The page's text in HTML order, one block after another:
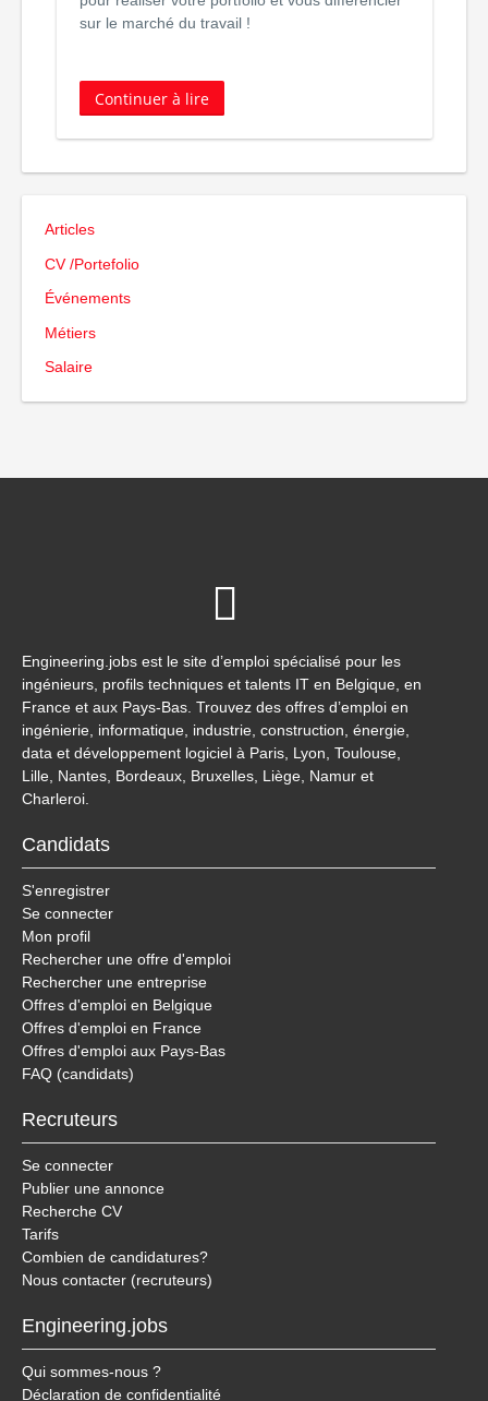
sur le marché du travail !
Continuer à lire
Articles
CV /Portefolio
Événements
Métiers
Salaire
Engineering.jobs est le site d’emploi spécialisé pour les
ingénieurs, profils techniques et talents IT en Belgique, en
France et aux Pays-Bas. Trouvez des offres d’emploi en
ingénierie, informatique, industrie, construction, énergie,
data et développement logiciel à Paris, Lyon, Toulouse,
Lille, Nantes, Bordeaux, Bruxelles, Liège, Namur et
Charleroi.
Candidats
S'enregistrer
Se connecter
Mon profil
Rechercher une offre d'emploi
Rechercher une entreprise
Offres d'emploi en Belgique
Offres d'emploi en France
Offres d'emploi aux Pays-Bas
FAQ (candidats)
Recruteurs
Se connecter
Publier une annonce
Recherche CV
Tarifs
Combien de candidatures?
Nous contacter (recruteurs)
Engineering.jobs
Qui sommes-nous ?
Déclaration de confidentialité